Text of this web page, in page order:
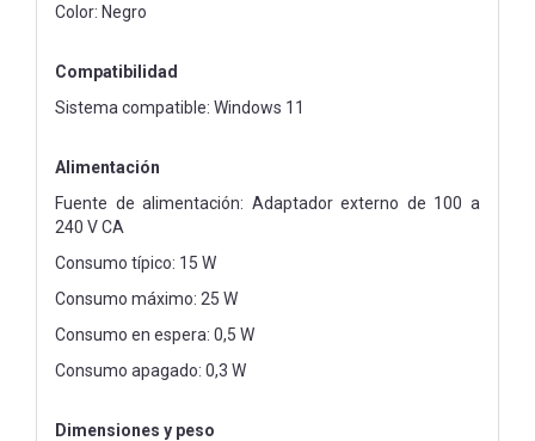
Color: Negro
Compatibilidad
Sistema compatible: Windows 11
Alimentación
Fuente de alimentación: Adaptador externo de 100 a
240 V CA
Consumo típico: 15 W
Consumo máximo: 25 W
Consumo en espera: 0,5 W
Consumo apagado: 0,3 W
Dimensiones y peso